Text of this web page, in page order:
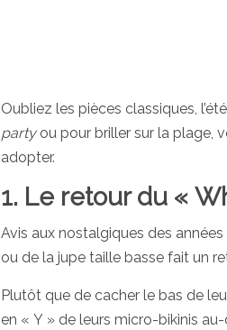
Oubliez les pièces classiques,
partyou pour briller sur la plage,
adopter.
1. Le retour du «
Avis aux nostalgiques des
ou de la jupe taille basse fait un
Plutôt que de cacher le bas de
en « Y » de leurs micro-bikinis